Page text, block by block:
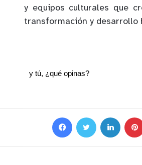
y equipos culturales que
transformación y desarrollo
y tú, ¿qué opinas?